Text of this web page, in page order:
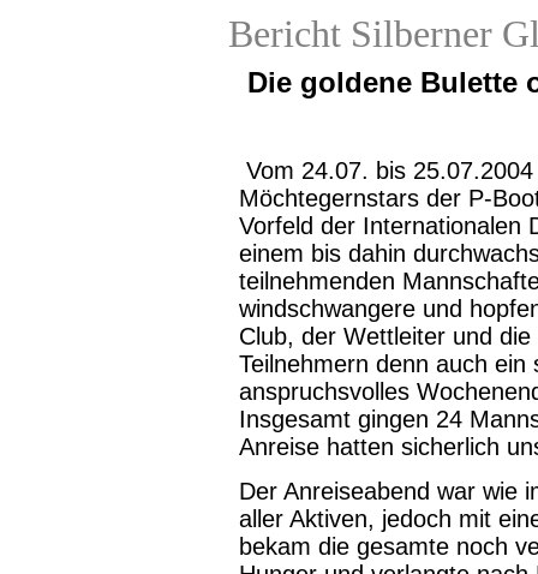
Bericht Silberner
Die goldene Bulette
Vom 24.07. bis
Möchtegernstars der P-
Vorfeld der Internationalen
einem bis dahin
teilnehmenden
windschwangere und
Club, der Wettleiter und
Teilnehmern denn auch ein
anspruchsvolles
Insgesamt gingen 24
Anreise hatten sicherlich
Der Anreiseabend war wie
aller Aktiven, jedoch mit
bekam die gesamte noch